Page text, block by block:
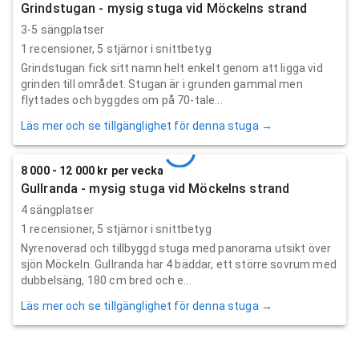
Grindstugan - mysig stuga vid Möckelns strand
3-5 sängplatser
1 recensioner, 5 stjärnor i snittbetyg
Grindstugan fick sitt namn helt enkelt genom att ligga vid
grinden till området. Stugan är i grunden gammal men
flyttades och byggdes om på 70-tale...
Läs mer och se tillgänglighet för denna stuga →
8 000 - 12 000 kr per vecka
Gullranda - mysig stuga vid Möckelns strand
4 sängplatser
1 recensioner, 5 stjärnor i snittbetyg
Nyrenoverad och tillbyggd stuga med panorama utsikt över
sjön Möckeln. Gullranda har 4 bäddar, ett större sovrum med
dubbelsäng, 180 cm bred och e...
Läs mer och se tillgänglighet för denna stuga →